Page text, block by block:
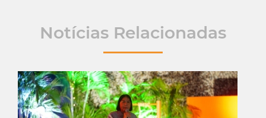
Notícias Relacionadas